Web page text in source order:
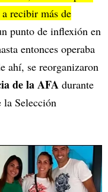
recibir más de
punto de inflexión en
entonces operaba
ahí, se reorganizaron
de la AFA durante
la Selección